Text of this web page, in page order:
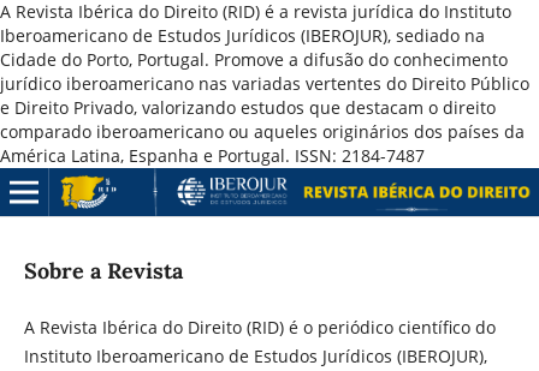
A Revista Ibérica do Direito (RID) é a revista jurídica do Instituto
Iberoamericano de Estudos Jurídicos (IBEROJUR), sediado na
Cidade do Porto, Portugal. Promove a difusão do conhecimento
jurídico iberoamericano nas variadas vertentes do Direito Público
e Direito Privado, valorizando estudos que destacam o direito
comparado iberoamericano ou aqueles originários dos países da
América Latina, Espanha e Portugal. ISSN: 2184-7487
Sobre a Revista
A Revista Ibérica do Direito (RID) é o periódico científico do
Instituto Iberoamericano de Estudos Jurídicos (IBEROJUR),